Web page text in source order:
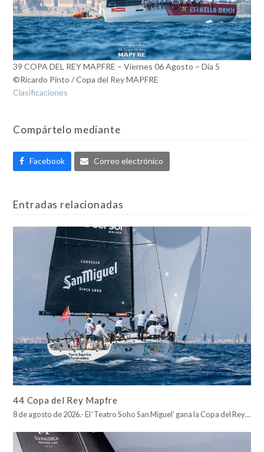
39 COPA DEL REY MAPFRE – Viernes 06 Agosto – Dia 5
©Ricardo Pinto / Copa del Rey MAPFRE
Clasificaciones
Compártelo mediante
Facebook Correo electrónico
Entradas relacionadas
44 Copa del Rey Mapfre
8 de agosto de 2026.- El ‘Teatro Soho San Miguel’ gana la Copa del Rey…